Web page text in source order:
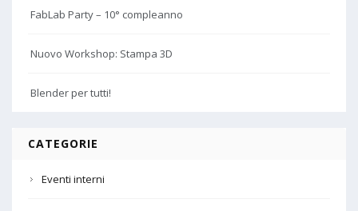
FabLab Party – 10° compleanno
Nuovo Workshop: Stampa 3D
Blender per tutti!
CATEGORIE
Eventi interni